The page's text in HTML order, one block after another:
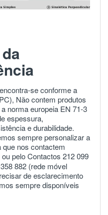
se conforme a
Não contem produtos
norma europeia EN 71-3
espessura,
e durabilidade.
sempre personalizar a
nos contactem
ou pelo Contactos 212 099
882 (rede móvel
de esclarecimento
sempre disponíveis